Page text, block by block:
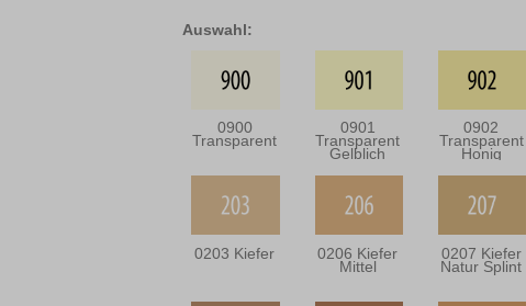
Auswahl:
0900
Transparent
0901
Transparent
Gelblich
0902
Transparent
Honig
0203 Kiefer 0206 Kiefer
Mittel
0207 Kiefer
Natur Splint